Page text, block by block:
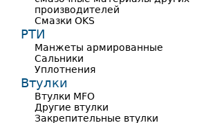
производителей
Смазки OKS
РТИ
Манжеты армированные
Сальники
Уплотнения
Втулки
Втулки MFO
Другие втулки
Закрепительные втулки